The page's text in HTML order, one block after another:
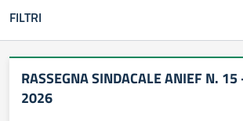
FILTRI
RASSEGNA SINDACALE ANIEF N.
2026